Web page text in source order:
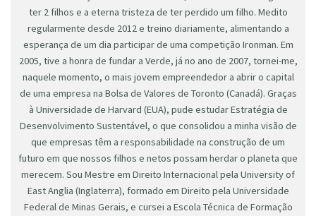
ter 2 filhos e a eterna tristeza de ter perdido um filho. Medito
regularmente desde 2012 e treino diariamente, alimentando a
esperança de um dia participar de uma competição Ironman. Em
2005, tive a honra de fundar a Verde, já no ano de 2007, tornei-me,
naquele momento, o mais jovem empreendedor a abrir o capital
de uma empresa na Bolsa de Valores de Toronto (Canadá). Graças
à Universidade de Harvard (EUA), pude estudar Estratégia de
Desenvolvimento Sustentável, o que consolidou a minha visão de
que empresas têm a responsabilidade na construção de um
futuro em que nossos filhos e netos possam herdar o planeta que
merecem. Sou Mestre em Direito Internacional pela University of
East Anglia (Inglaterra), formado em Direito pela Universidade
Federal de Minas Gerais, e cursei a Escola Técnica de Formação